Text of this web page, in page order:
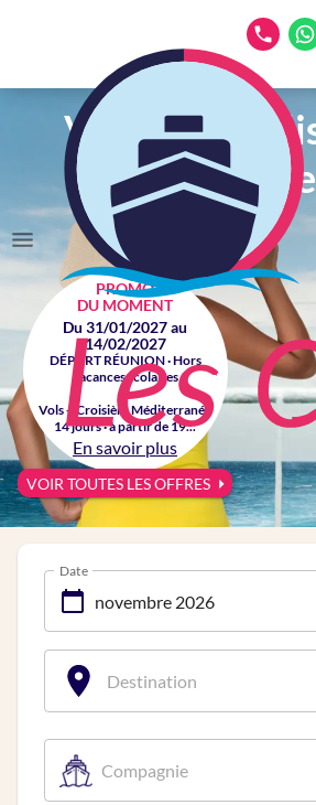
Votre
PROMO
DU MOMENT
Du 31/01/2027 au
14/02/2027
DÉPART RÉUNION · Hors
vacances scolaires
Vols + Croisière Méditerranée
14 jours · à partir de 19...
En savoir plus
VOIR TOUTES LES OFFRES
Date
Destination
Compagnie